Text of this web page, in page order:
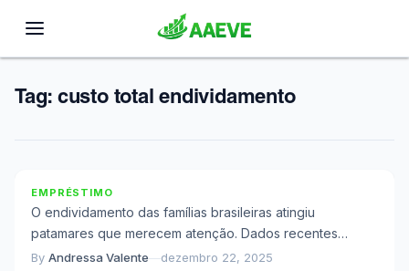
Tag: custo total endividamento
EMPRÉSTIMO
O endividamento das famílias brasileiras atingiu
patamares que merecem atenção. Dados recentes
mostram que mais de 70% das famílias com renda
By Andressa Valente—dezembro 22, 2025